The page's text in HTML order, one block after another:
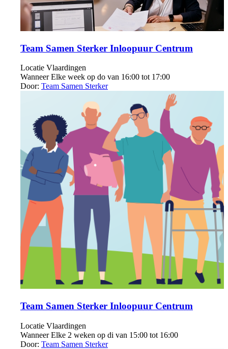
Team Samen Sterker Inloopuur Centrum
Locatie Vlaardingen
Wanneer Elke week op do van 16:00 tot 17:00
Door: Team Samen Sterker
Team Samen Sterker Inloopuur Centrum
Locatie Vlaardingen
Wanneer Elke 2 weken op di van 15:00 tot 16:00
Door: Team Samen Sterker